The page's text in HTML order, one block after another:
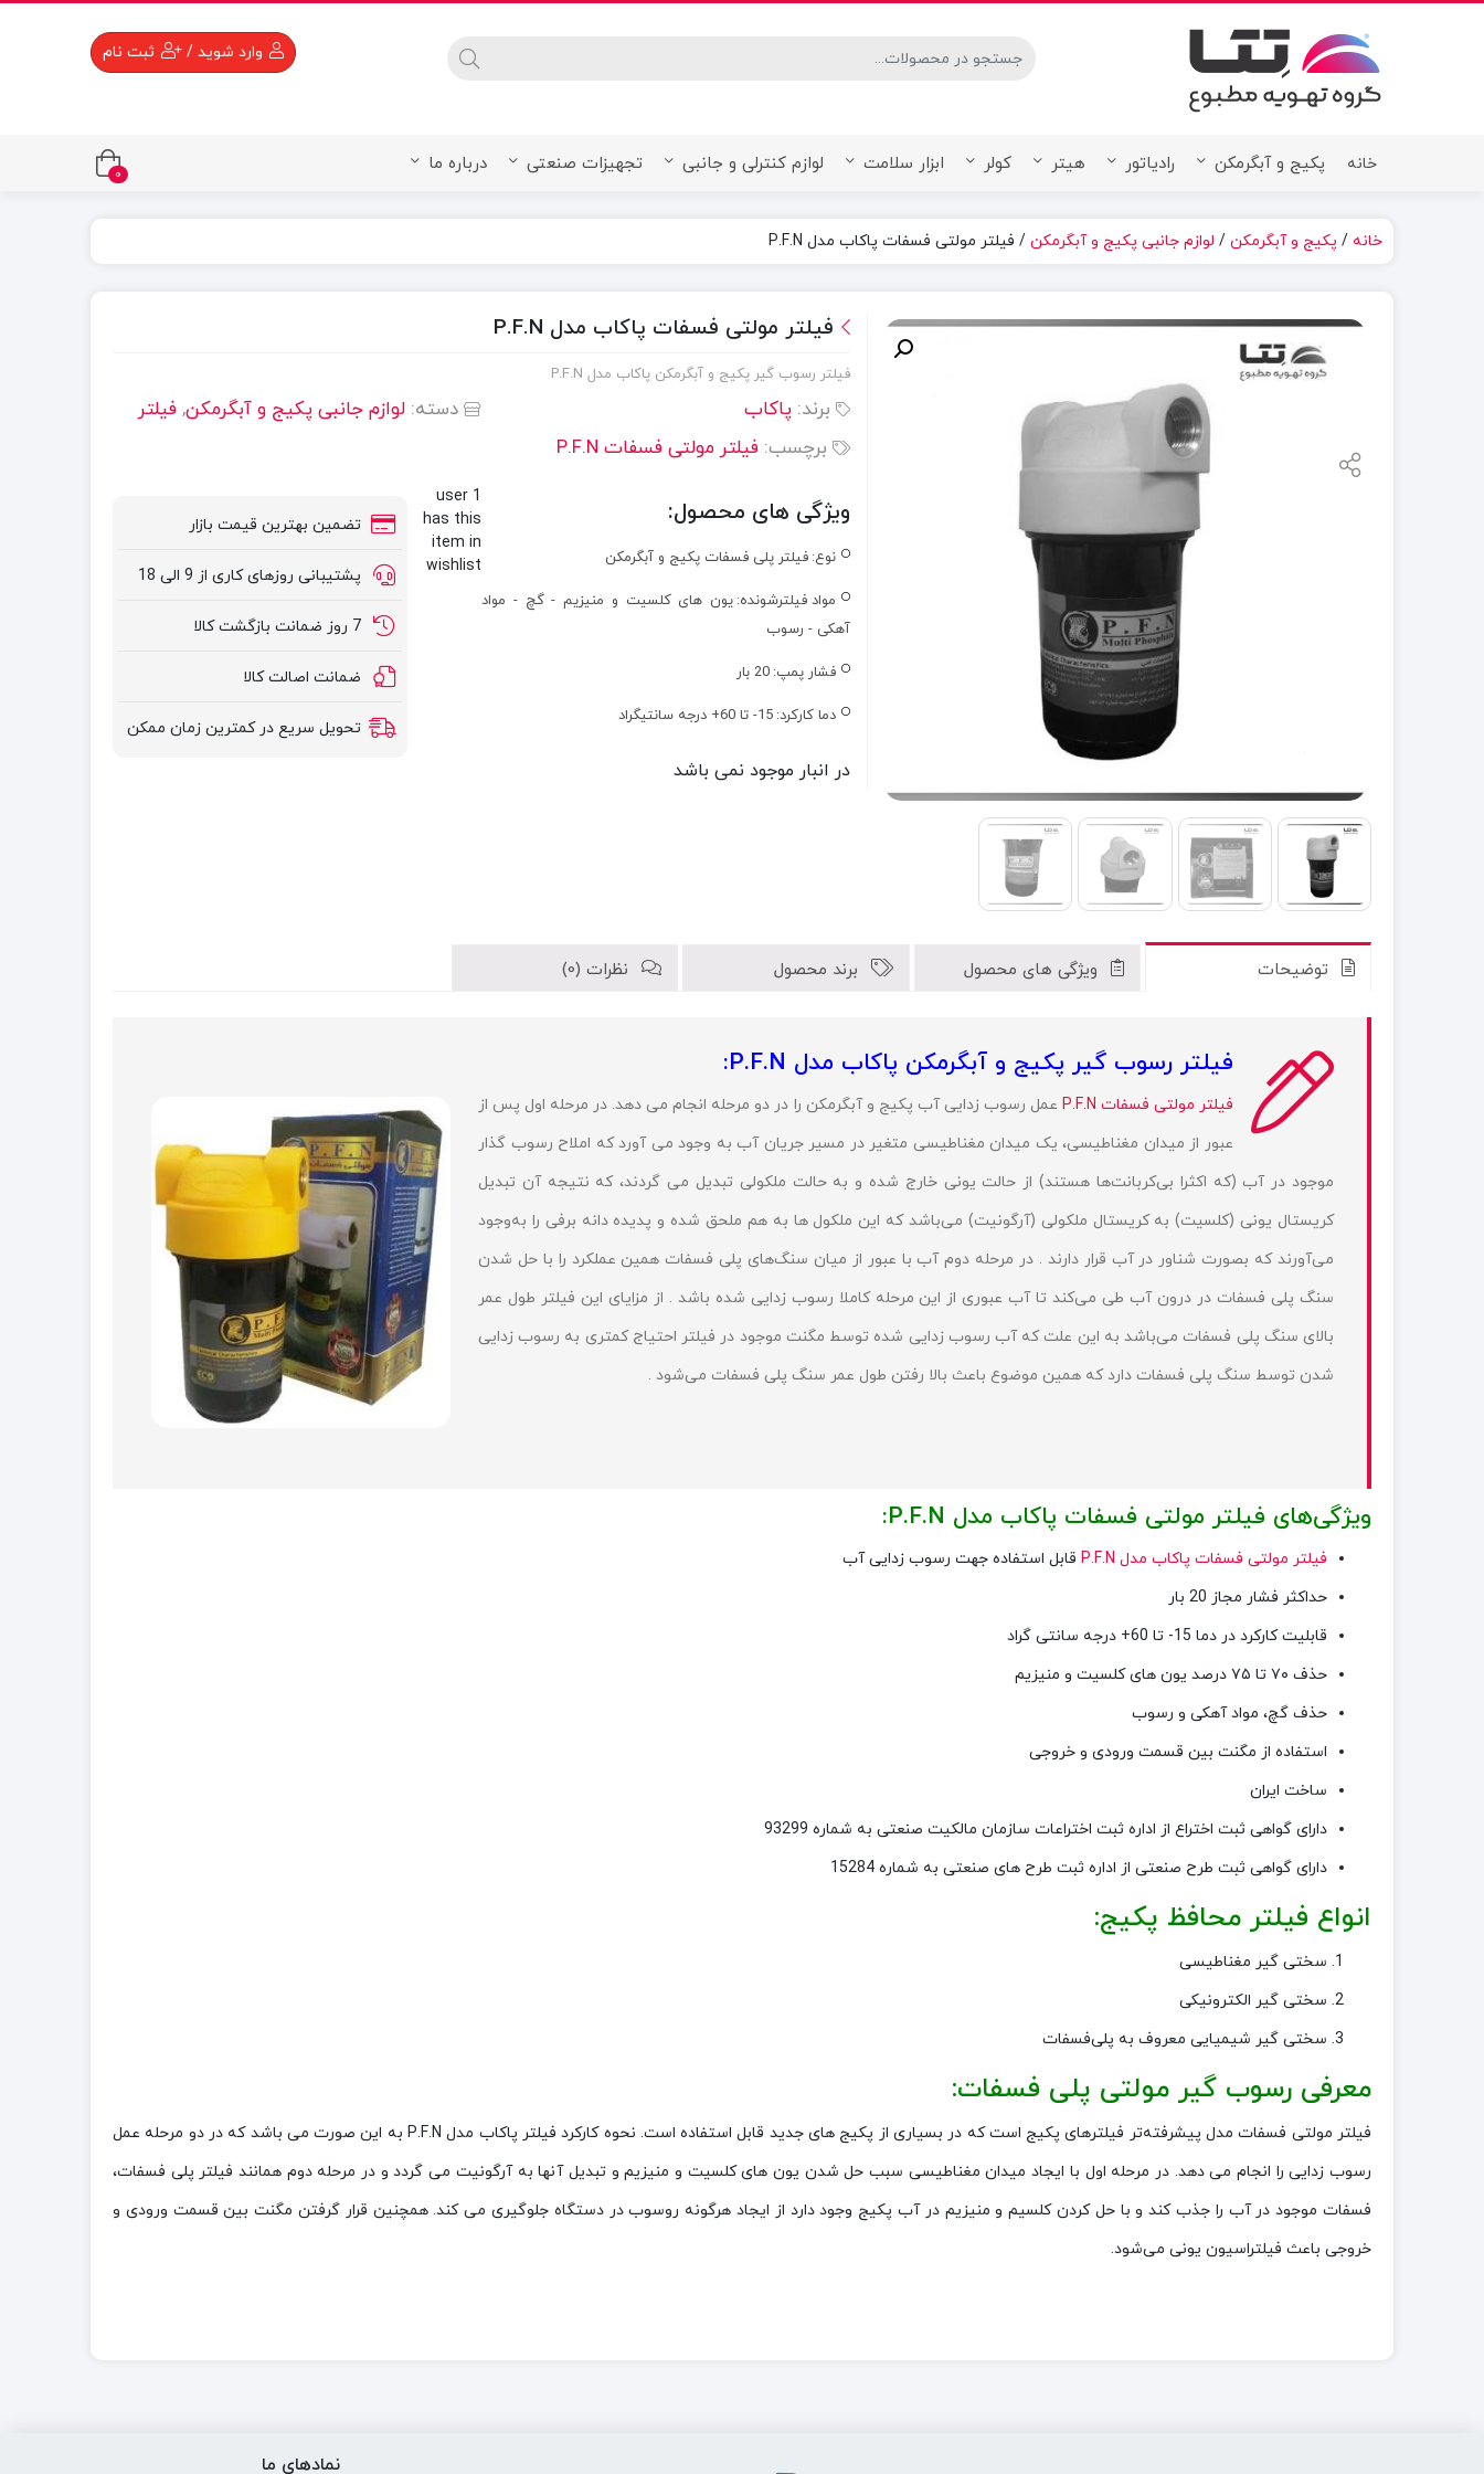
available use up and down arrows to review and enter to go to the desired page. Touch device users, explore by touch or with swipe gestures.
وارد شوید / ثبت نام
خانه پکیج و آبگرمکن رادیاتور هیتر کولر ابزار سلامت لوازم کنترلی و جانبی تجهیزات صنعتی درباره ما 0
خانه / پکیج و آبگرمکن / لوازم جانبی پکیج و آبگرمکن / فیلتر مولتی فسفات پاکاب مدل P.F.N
فیلتر مولتی فسفات پاکاب مدل P.F.N
فیلتر رسوب گیر پکیج و آبگرمکن پاکاب مدل P.F.N
برند: پاکاب دسته: لوازم جانبی پکیج و آبگرمکن, فیلتر
برچسب: فیلتر مولتی فسفات P.F.N
ویژگی های محصول:
نوع: فیلتر پلی فسفات پکیج و آبگرمکن
مواد فیلترشونده: یون های کلسیت و منیزیم - گچ - مواد
آهکی - رسوب
فشار پمپ: 20 بار
دما کارکرد: 15- تا 60+ درجه سانتیگراد
تضمین بهترین قیمت بازار
پشتیبانی روزهای کاری از 9 الی 18
7 روز ضمانت بازگشت کالا
ضمانت اصالت کالا
تحویل سریع در کمترین زمان ممکن
در انبار موجود نمی باشد
1 user
has this
item in
wishlist
توضیحات ویژگی های محصول برند محصول نظرات (0)
فیلتر رسوب گیر پکیج و آبگرمکن پاکاب مدل P.F.N:
فیلتر مولتی فسفات P.F.N
عمل رسوب زدایی آب پکیج و آبگرمکن را در دو مرحله انجام می دهد. در مرحله اول پس از
عبور از میدان مغناطیسی، یک میدان مغناطیسی متغیر در مسیر جریان آب به وجود می آورد که املاح رسوب گذار
موجود در آب (که اکثرا بی‌کربانت‌ها هستند) از حالت یونی خارج شده و به حالت ملکولی تبدیل می گردند، که نتیجه آن تبدیل
کریستال یونی (کلسیت) به کریستال ملکولی (آرگونیت) می‌باشد که این ملکول ها به هم ملحق شده و پدیده دانه برفی را به‌وجود
می‌آورند که بصورت شناور در آب قرار دارند . در مرحله دوم آب با عبور از میان سنگ‌های پلی فسفات همین عملکرد را با حل شدن
سنگ پلی فسفات در درون آب طی می‌کند تا آب عبوری از این مرحله کاملا رسوب زدایی شده باشد . از مزایای این فیلتر طول عمر
بالای سنگ پلی فسفات می‌باشد به این علت که آب رسوب زدایی شده توسط مگنت موجود در فیلتر احتیاج کمتری به رسوب زدایی
شدن توسط سنگ پلی فسفات دارد که همین موضوع باعث بالا رفتن طول عمر سنگ پلی فسفات می‌شود .
ویژگی‌های فیلتر مولتی فسفات پاکاب مدل P.F.N:
فیلتر مولتی فسفات پاکاب مدل P.F.N
قابل استفاده جهت رسوب زدایی آب
حداکثر فشار مجاز 20 بار
قابلیت کارکرد در دما 15- تا 60+ درجه سانتی گراد
حذف ۷۰ تا ۷۵ درصد یون های کلسیت و منیزیم
حذف گچ، مواد آهکی و رسوب
استفاده از مگنت بین قسمت ورودی و خروجی
ساخت ایران
دارای گواهی ثبت اختراع از اداره ثبت اختراعات سازمان مالکیت صنعتی به شماره 93299
دارای گواهی ثبت طرح صنعتی از اداره ثبت طرح های صنعتی به شماره 15284
انواع فیلتر محافظ پکیج:
سختی گیر مغناطیسی
سختی گیر الکترونیکی
سختی گیر شیمیایی معروف به پلی‌فسفات
معرفی رسوب گیر مولتی پلی فسفات:
فیلتر مولتی فسفات مدل پیشرفته‌تر فیلترهای پکیج است که در بسیاری از پکیج های جدید قابل استفاده است. نحوه کارکرد فیلتر پاکاب مدل P.F.N به این صورت می باشد که در دو مرحله عمل
رسوب زدایی را انجام می دهد. در مرحله اول با ایجاد میدان مغناطیسی سبب حل شدن یون های کلسیت و منیزیم و تبدیل آنها به آرگونیت می گردد و در مرحله دوم همانند فیلتر پلی فسفات،
فسفات موجود در آب را جذب کند و با حل کردن کلسیم و منیزیم در آب پکیج وجود دارد از ایجاد هرگونه روسوب در دستگاه جلوگیری می کند. همچنین قرار گرفتن مگنت بین قسمت ورودی و
خروجی باعث فیلتراسیون یونی می‌شود.
نمادهای ما